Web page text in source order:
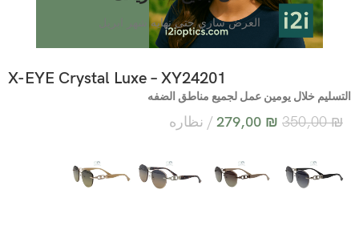
العرض ساري حتى نهايه شهر ابريل
X-EYE Crystal Luxe – XY24201
التسليم خلال يومين عمل لجميع مناطق الضفه
350,00₪
279,00 ₪ نظاره